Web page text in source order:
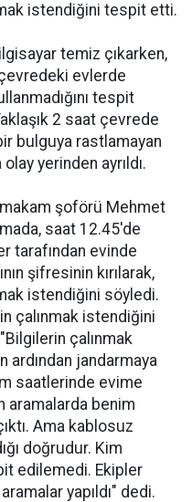
istendiğini tespit etti.
temiz çıkarken,
evlerde
tespit
2 saat çevrede
bulguya rastlamayan
yerinden ayrıldı.
makam şoförü Mehmet
saat 12.45'de
tarafından evinde
şifresinin kırılarak,
istendiğini söyledi.
çalınmak istendiğini
çalınmak
jandarmaya
saatlerinde evime
aramalarda benim
Ama kablosuz
doğrudur. Kim
edilemedi. Ekipler
yapıldı" dedi.